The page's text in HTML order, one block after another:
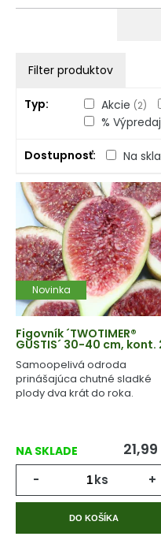
Filter produktov
Typ Akcie (2)
% Výpredaj
Dostupnosť Na
Novinka
Figovník ´TWOTIMER®
GUSTIS´ 30-40 cm, kont.
Samoopelivá odroda
prinášajúca chutné sladké
plody dva krát do roka.
NA SKLADE 21,99
- ks +
DO KOŠÍKA